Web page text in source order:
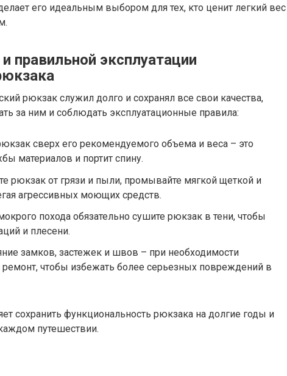
его идеальным выбором для тех, кто ценит легкий вес
правильной эксплуатации
рюкзак служил долго и сохранял все свои качества,
за ним и соблюдать эксплуатационные правила:
сверх его рекомендуемого объема и веса – это
материалов и портит спину.
рюкзак от грязи и пыли, промывайте мягкой щеткой и
агрессивных моющих средств.
похода обязательно сушите рюкзак в тени, чтобы
и плесени.
замков, застежек и швов – при необходимости
чтобы избежать более серьезных повреждений в
сохранить функциональность рюкзака на долгие годы и
путешествии.